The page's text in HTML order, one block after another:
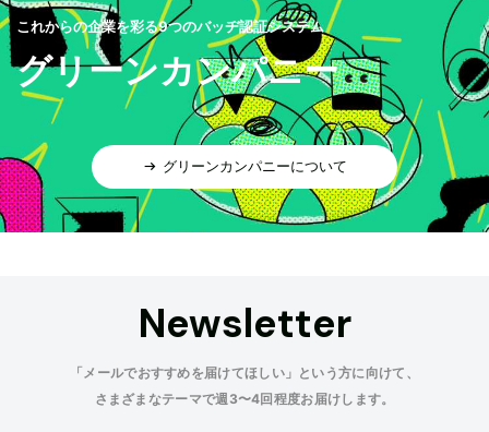
これからの企業を彩る9つのバッヂ認証システム
グリーンカンパニー
グリーンカンパニーについて
Newsletter
「メールでおすすめを届けてほしい」という方に向けて、
さまざまなテーマで週3〜4回程度お届けします。